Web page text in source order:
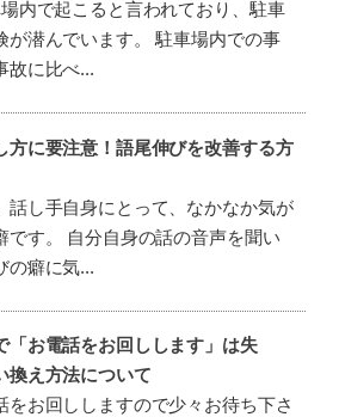
内で起こると言われており、駐車
が潜んでいます。 駐車場内での事
故に比べ...
方に要注意！語尾伸びを改善する方
話し手自身にとって、なかなか気が
です。 自分自身の話の音声を聞い
の癖に気...
「お電話をお回しします」は失
換え方法について
をお回ししますので少々お待ち下さ